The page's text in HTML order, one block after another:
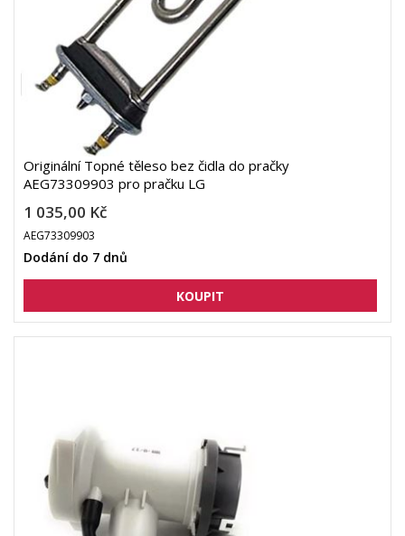
Originální Topné těleso bez čidla do pračky
AEG73309903 pro pračku LG
1 035,00 Kč
AEG73309903
Dodání do 7 dnů